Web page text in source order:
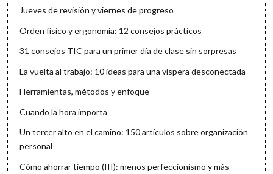
Jueves de revisión y viernes de progreso
Orden físico y ergonomía: 12 consejos prácticos
31 consejos TIC para un primer día de clase sin sorpresas
La vuelta al trabajo: 10 ideas para una víspera desconectada
Herramientas, métodos y enfoque
Cuando la hora importa
Un tercer alto en el camino: 150 artículos sobre organización
personal
Cómo ahorrar tiempo (III): menos perfeccionismo y más